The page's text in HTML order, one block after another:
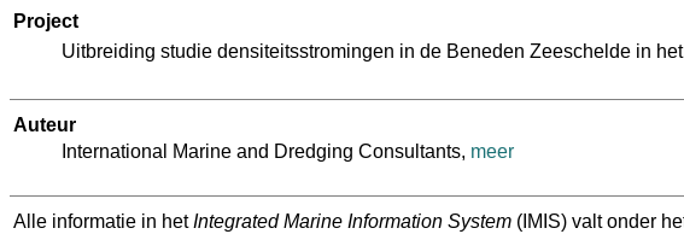
Project
Uitbreiding studie densiteitsstromingen in de Beneden Zeeschelde in
Auteur
International Marine and Dredging Consultants, meer
Alle informatie in hetIntegrated Marine Information System (IMIS) valt onder